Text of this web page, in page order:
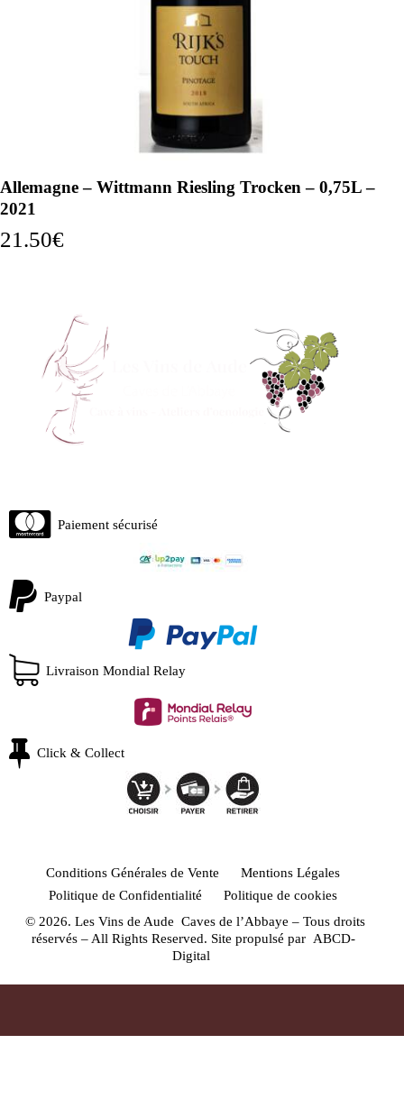
Allemagne – Wittmann Riesling Trocken – 0,75L –
2021
21.50€
Paiement sécurisé
Paypal
Livraison Mondial Relay
Click & Collect
Conditions Générales de Vente
Mentions Légales
Politique de Confidentialité
Politique de cookies
© 2026. Les Vins de Aude Caves de l’Abbaye – Tous droits
réservés – All Rights Reserved. Site propulsé par ABCD-
Digital